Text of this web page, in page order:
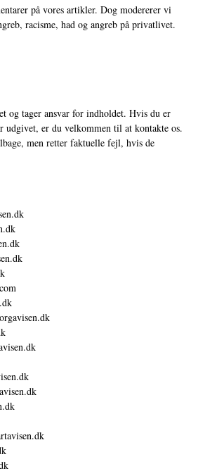
på vores artikler. Dog modererer vi
racisme, had og angreb på privatlivet.
og tager ansvar for indholdet. Hvis du er
udgivet, er du velkommen til at kontakte os.
men retter faktuelle fejl, hvis de